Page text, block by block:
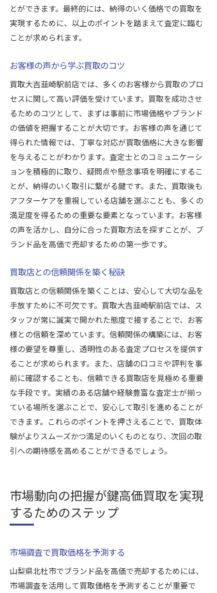
とができます。最終的には、納得のいく価格での買取を
実現するために、以上のポイントを踏まえて査定に臨む
ことが求められます。
お客様の声から学ぶ買取のコツ
買取大吉韮崎駅前店では、多くのお客様から買取のプロ
セスに関して高い評価を受けています。買取を成功させ
るためのコツとして、まずは事前に市場価格やブランド
の価値を把握することが大切です。お客様の声を通じて
得られた情報では、丁寧な対応が買取価格に大きな影響
を与えることがわかります。査定士とのコミュニケーシ
ョンを積極的に取り、疑問点や懸念事項を明確にするこ
とが、納得のいく取引に繋がる鍵です。また、買取後も
アフターケアを重視している店舗を選ぶことも、多くの
満足度を得るための重要な要素となっています。お客様
の声を活かし、自分に合った買取方法を探すことが、ブ
ランド品を高価で売却するための第一歩です。
買取店との信頼関係を築く秘訣
買取店との信頼関係を築くことは、安心して大切な品を
手放すために不可欠です。買取大吉韮崎駅前店では、ス
タッフが常に誠実で開かれた態度で接することで、お客
様との信頼を深めています。信頼関係の構築には、お客
様の要望を尊重し、透明性のある査定プロセスを提供す
ることが求められます。また、店舗の口コミや評判を事
前に確認することも、信頼できる買取店を見極める重要
な手段です。実績のある店舗や経験豊富な査定士が揃っ
ている場所を選ぶことで、安心して取引を進めることが
できます。これらのポイントを押さえることで、買取体
験がよりスムーズかつ満足のいくものとなり、次回の取
引への期待感を高めることができるでしょう。
市場動向の把握が鍵高価買取を実現
するためのステップ
市場調査で買取価格を予測する
山梨県北杜市でブランド品を高価で売却するためには、
市場調査を活用して買取価格を予測することが重要で